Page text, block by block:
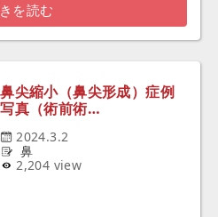
を読む
鼻尖縮小（鼻尖形成）症例
写真（術前術…
2024.3.2
鼻
2,204 view